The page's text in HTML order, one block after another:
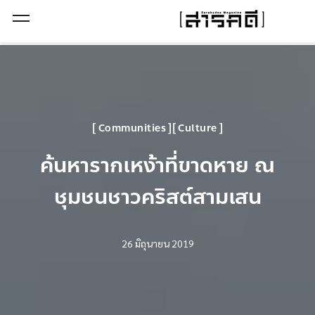
Communities Culture
ค้นหารากเหง้าที่ขาดหาย ณ
ชุมชนชาวคริสต์สามเสน
26 มิถุนายน 2019